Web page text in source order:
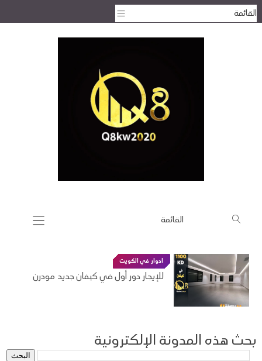
ادوار في الكويت
للإيجار دور أول في كيفان جديد مودرن
بحث هذه المدونة الإلكترونية